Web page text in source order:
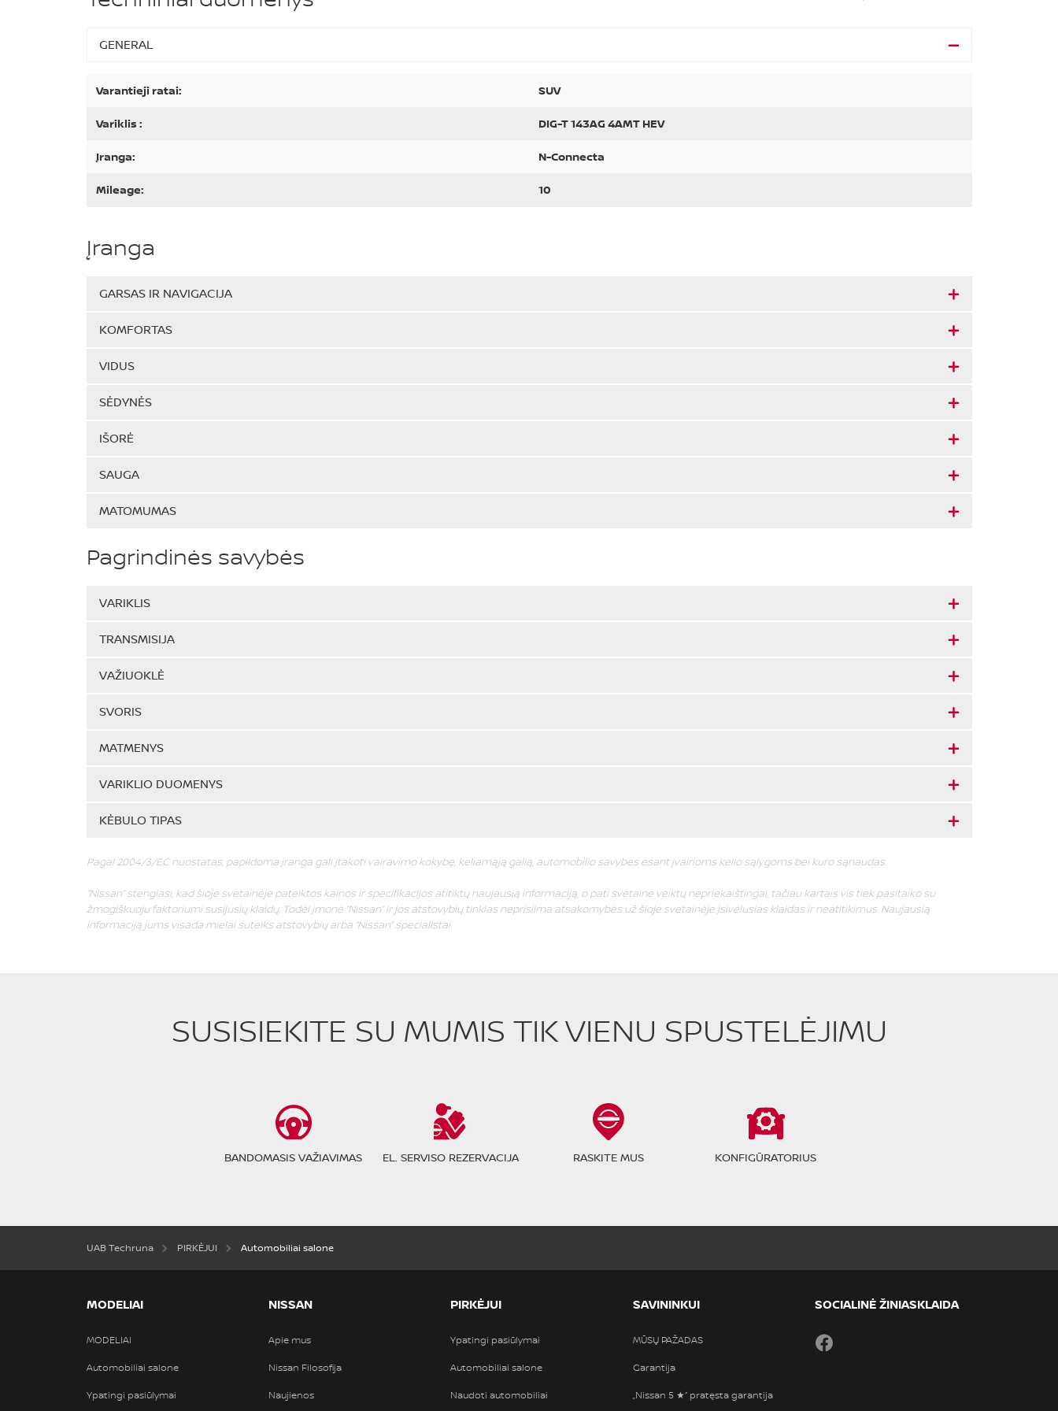
GENERAL
Varantieji ratai: SUV
Variklis : DIG-T 143AG 4AMT HEV
Įranga: N-Connecta
Mileage: 10
Įranga
GARSAS IR NAVIGACIJA
KOMFORTAS
VIDUS
SĖDYNĖS
IŠORĖ
SAUGA
MATOMUMAS
Pagrindinės savybės
VARIKLIS
TRANSMISIJA
VAŽIUOKLĖ
SVORIS
MATMENYS
VARIKLIO DUOMENYS
KĖBULO TIPAS
Pagal 2004/3/EC nuostatas, papildoma įranga gali įtakoti vairavimo kokybę, keliamąją galią, automobilio savybes esant įvairioms kelio sąlygoms bei kuro sąnaudas.
“Nissan” stengiasi, kad šioje svetainėje pateiktos kainos ir specifikacijos atitiktų naujausią informaciją, o pati svetainė veiktų nepriekaištingai, tačiau kartais vis tiek pasitaiko su
žmogiškuoju faktoriumi susijusių klaidų. Todėl įmonė “Nissan” ir jos atstovybių tinklas neprisiima atsakomybės už šioje svetainėje įsivėlusias klaidas ir neatitikimus. Naujausią
informaciją jums visada mielai suteiks atstovybių arba “Nissan” specialistai.
SUSISIEKITE SU MUMIS TIK VIENU SPUSTELĖJIMU
BANDOMASIS VAŽIAVIMAS EL. SERVISO REZERVACIJA RASKITE MUS KONFIGŪRATORIUS
UAB Techruna PIRKĖJUI Automobiliai salone
MODELIAI
MODELIAI
Automobiliai salone
Ypatingi pasiūlymai
NISSAN
Apie mus
Nissan Filosofija
Naujienos
PIRKĖJUI
Ypatingi pasiūlymai
Automobiliai salone
Naudoti automobiliai
SAVININKUI
MŪSŲ PAŽADAS
Garantija
„Nissan 5 ★“ pratęsta garantija
SOCIALINĖ ŽINIASKLAIDA